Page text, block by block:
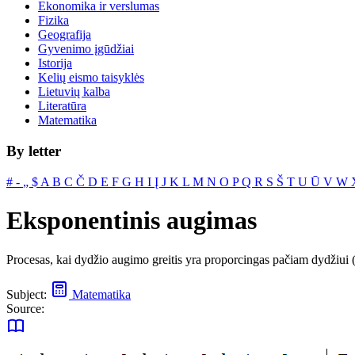
Ekonomika ir verslumas
Fizika
Geografija
Gyvenimo įgūdžiai
Istorija
Kelių eismo taisyklės
Lietuvių kalba
Literatūra
Matematika
By letter
# ‐ „ $ A B C Č D E F G H I Į J K L M N O PQ R S Š T U Ū V W
Eksponentinis augimas
Procesas, kai dydžio augimo greitis yra proporcingas pačiam
Subject:
Matematika
Source: